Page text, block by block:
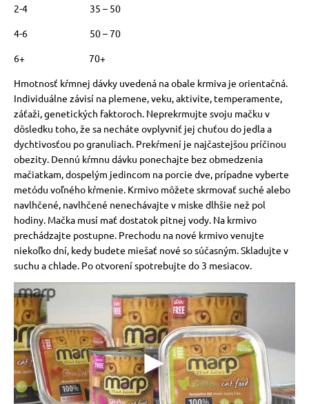
2-4 35 – 50
4-6 50 – 70
6+ 70+
Hmotnosť kŕmnej dávky uvedená na obale krmiva je orientačná.
Individuálne závisí na plemene, veku, aktivite, temperamente,
záťaži, genetických faktoroch. Neprekrmujte svoju mačku v
dôsledku toho, že sa necháte ovplyvniť jej chuťou do jedla a
dychtivosťou po granuliach. Prekŕmení je najčastejšou príčinou
obezity. Dennú kŕmnu dávku ponechajte bez obmedzenia
mačiatkam, dospelým jedincom na porcie dve, prípadne vyberte
metódu voľného kŕmenie. Krmivo môžete skrmovať suché alebo
navlhčené, navlhčené nenechávajte v miske dlhšie než pol
hodiny. Mačka musí mať dostatok pitnej vody. Na krmivo
prechádzajte postupne. Prechodu na nové krmivo venujte
niekoľko dní, kedy budete miešať nové so súčasným. Skladujte v
suchu a chlade. Po otvorení spotrebujte do 3 mesiacov.